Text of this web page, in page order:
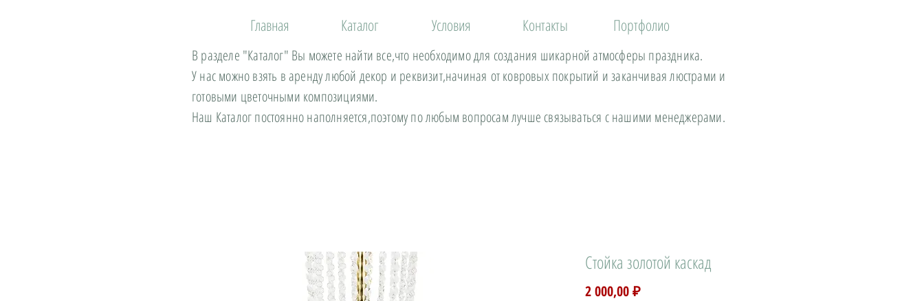
Главная Каталог Условия Контакты Портфолио
В разделе "Каталог" Вы можете найти все,что необходимо для создания шикарной атмосферы праздника.
У нас можно взять в аренду любой декор и реквизит,начиная от ковровых покрытий и заканчивая люстрами и
готовыми цветочными композициями.
Наш Каталог постоянно наполняется,поэтому по любым вопросам лучше связываться с нашими менеджерами.
Стойка золотой каскад
2 000,00 ₽Цена